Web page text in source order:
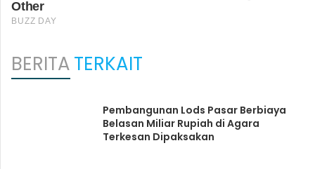
BERITATERKAIT
Pembangunan Lods Pasar Berbiaya
Belasan Miliar Rupiah di Agara
Terkesan Dipaksakan